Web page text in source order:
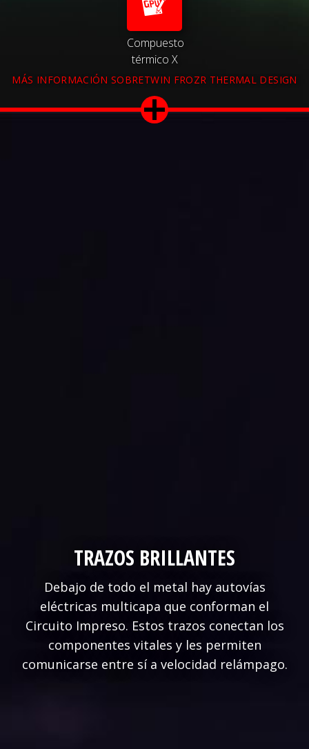
Compuesto
térmico X
MÁS INFORMACIÓN SOBRETWIN FROZR THERMAL DESIGN
TRAZOS BRILLANTES
Debajo de todo el metal hay autovías
eléctricas multicapa que conforman el
Circuito Impreso. Estos trazos conectan los
componentes vitales y les permiten
comunicarse entre sí a velocidad relámpago.